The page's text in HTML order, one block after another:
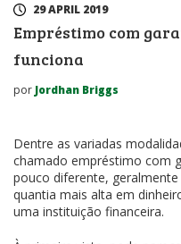
29 APRIL 2019
Empréstimo com
funciona
por Jordhan Briggs
Dentre as variadas
chamado empréstimo com
pouco diferente,
quantia mais alta em
uma instituição financeira.